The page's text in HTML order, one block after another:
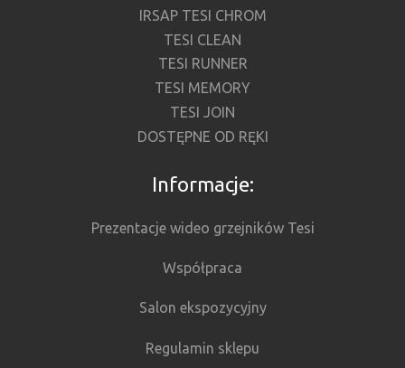
IRSAP TESI CHROM
TESI CLEAN
TESI RUNNER
TESI MEMORY
TESI JOIN
DOSTĘPNE OD RĘKI
Informacje:
Prezentacje wideo grzejników Tesi
Współpraca
Salon ekspozycyjny
Regulamin sklepu